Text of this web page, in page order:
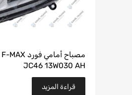
JC46 13W030 AH
قراءة المزيد